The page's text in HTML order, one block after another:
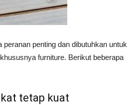
peranan penting dan dibutuhkan untuk
furniture. Berikut beberapa
tetap kuat